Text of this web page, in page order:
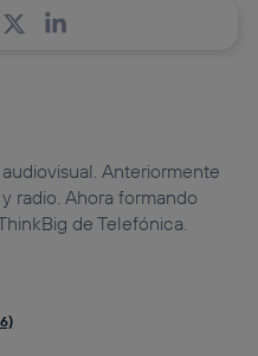
Anteriormente
radio. Ahora formando
de Telefónica.